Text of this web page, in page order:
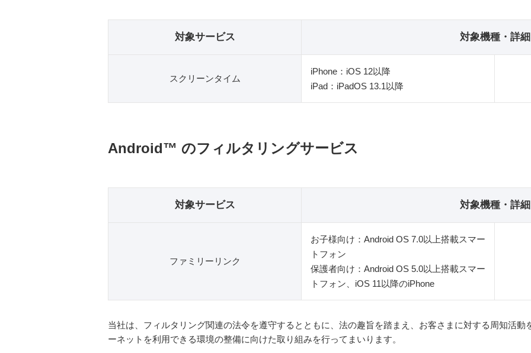
対象サービス 対象機種・詳細
スクリーンタイム
iPhone：iOS 12以降
iPad：iPadOS 13.1以降
Android™ のフィルタリングサービス
対象サービス 対象機種・詳細
ファミリーリンク
お子様向け：Android OS 7.0以上搭載スマー
トフォン
保護者向け：Android OS 5.0以上搭載スマー
トフォン、iOS 11以降のiPhone
当社は、フィルタリング関連の法令を遵守するとともに、法の趣旨を踏まえ、お客さまに対する周知活
ーネットを利用できる環境の整備に向けた取り組みを行ってまいります。